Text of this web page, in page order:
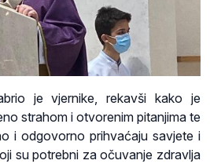
je vjernike, rekavši kako je
strahom i otvorenim pitanjima te
i odgovorno prihvaćaju savjete i
su potrebni za očuvanje zdravlja